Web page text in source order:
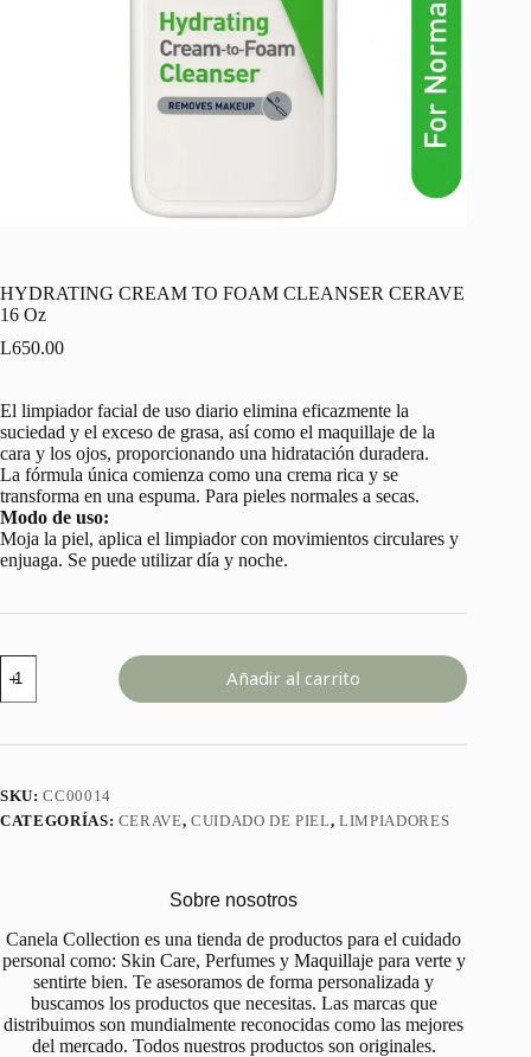
HYDRATING CREAM TO FOAM CLEANSER CERAVE
16 Oz
L650.00
El limpiador facial de uso diario elimina eficazmente la
suciedad y el exceso de grasa, así como el maquillaje de la
cara y los ojos, proporcionando una hidratación duradera.
La fórmula única comienza como una crema rica y se
transforma en una espuma. Para pieles normales a secas.
Modo de uso:
Moja la piel, aplica el limpiador con movimientos circulares y
enjuaga. Se puede utilizar día y noche.
HYDRATING
CREAM
TO
CLEANSER
Oz
cantidad
Añadir al carrito
SKU:CC00014
CATEGORÍAS: CERAVE,CUIDADO DE PIEL,LIMPIADORES
Sobre nosotros
Canela Collection es una tienda de productos para el cuidado
personal como: Skin Care, Perfumes y Maquillaje para verte y
sentirte bien. Te asesoramos de forma personalizada y
buscamos los productos que necesitas. Las marcas que
distribuimos son mundialmente reconocidas como las mejores
del mercado. Todos nuestros productos son originales.